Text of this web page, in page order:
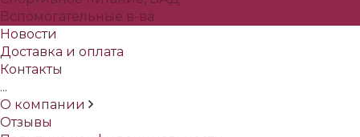
Вспомогательные в-ва
Новости
Доставка и оплата
Контакты
...
О компании
Отзывы